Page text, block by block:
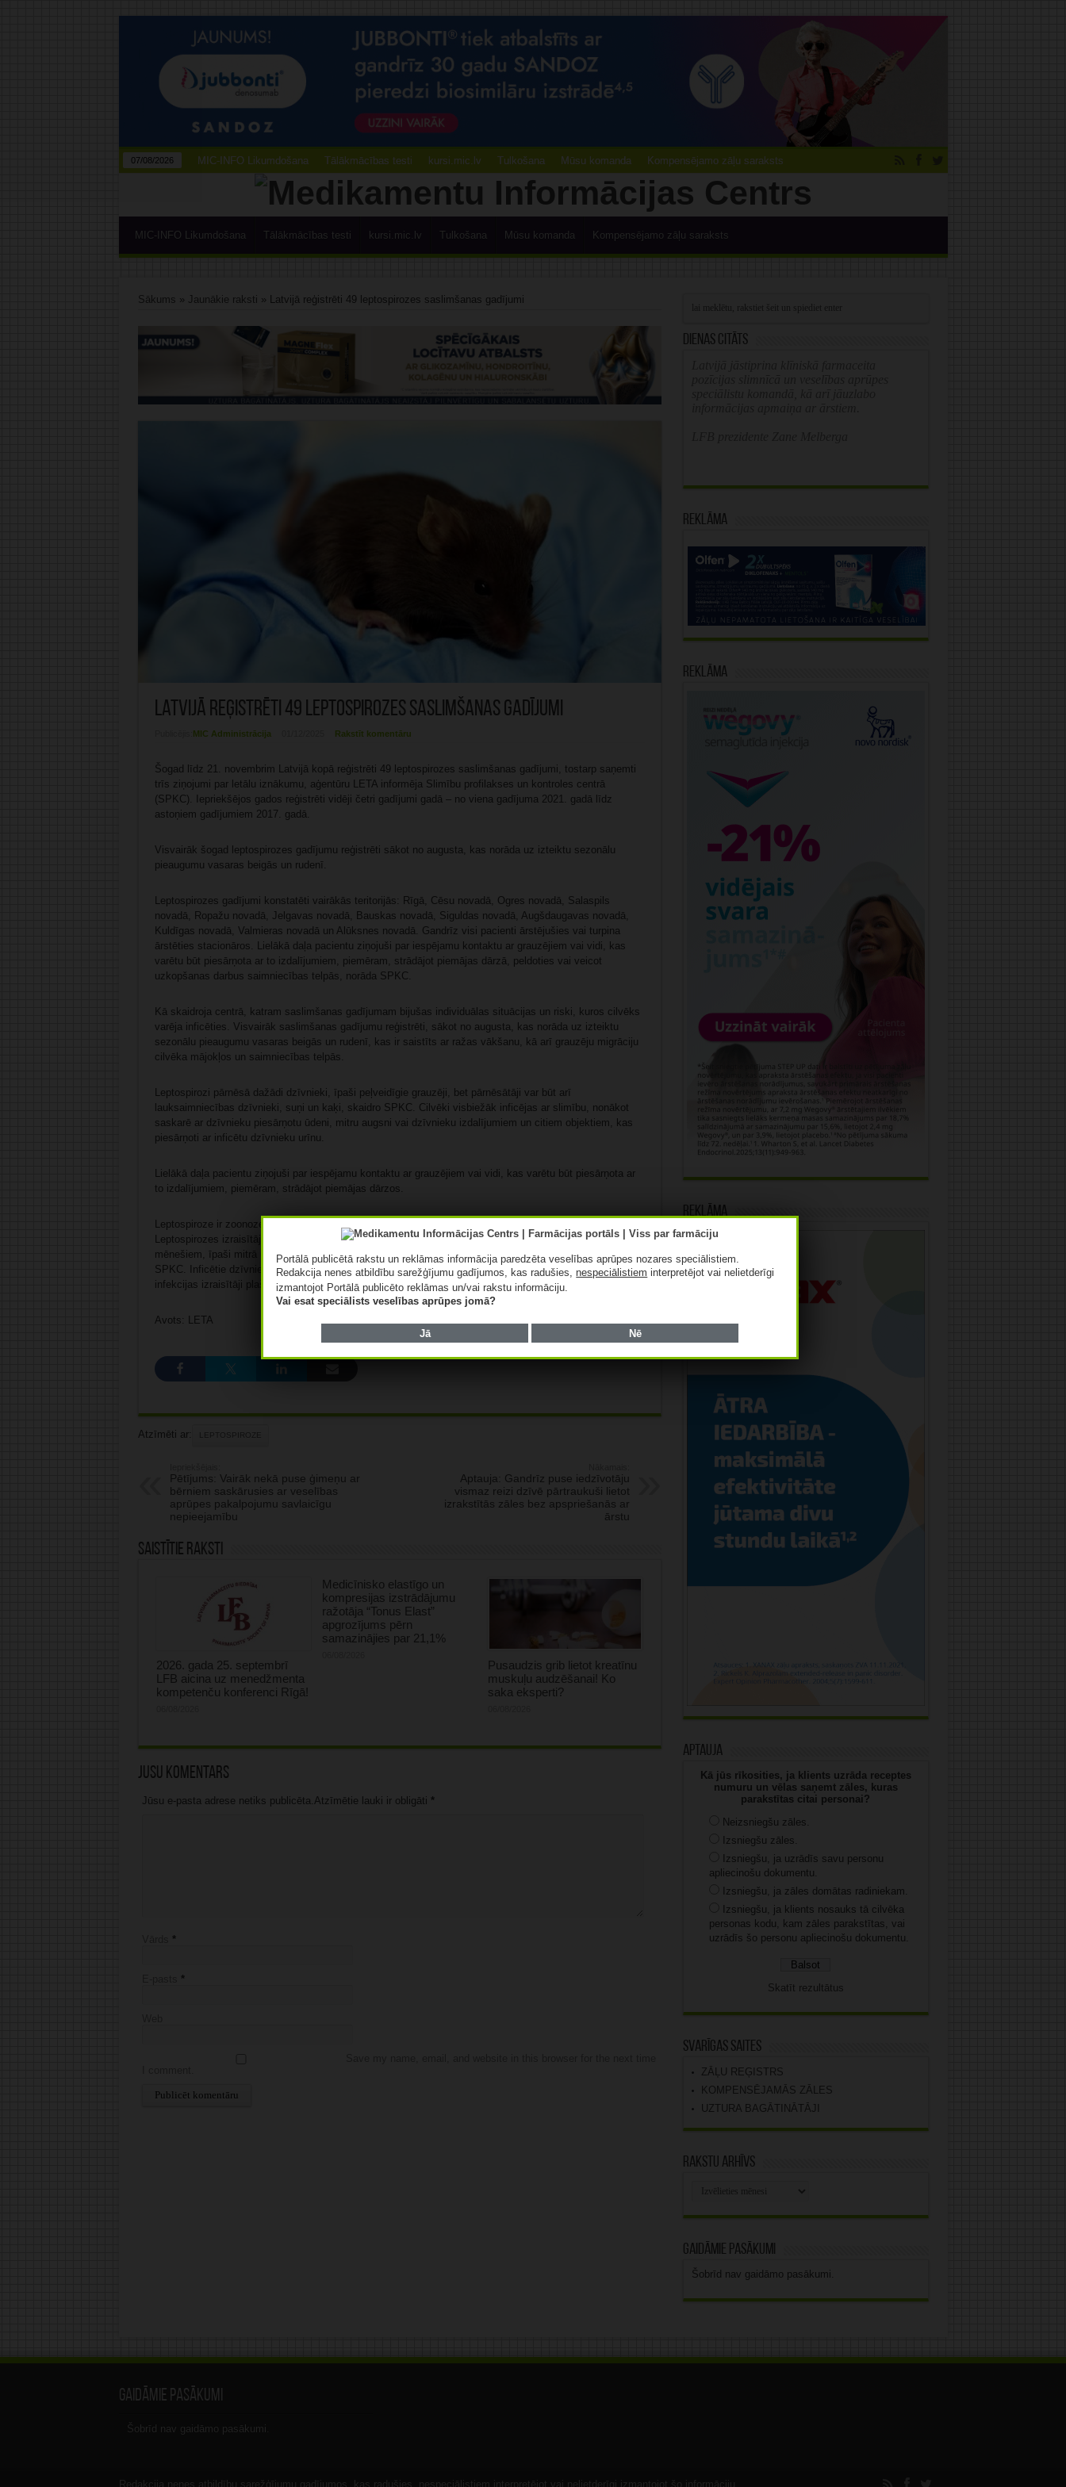
07/08/2026 MIC-INFO Likumdošana Tālākmācības testi kursi.mic.lv Tulkošana Mūsu komanda Kompensējamo zāļu saraksts
MIC-INFO Likumdošana Tālākmācības testi kursi.mic.lv Tulkošana Mūsu komanda Kompensējamo zāļu saraksts
Sākums » Jaunākie raksti » Latvijā reģistrēti 49 leptospirozes saslimšanas gadījumi
Latvijā reģistrēti 49 leptospirozes saslimšanas gadījumi
MIC Administrācija Rakstīt komentāru
Šogad līdz 21. novembrim Latvijā kopā reģistrēti 49 leptospirozes saslimšanas gadījumi, tostarp saņemti
trīs ziņojumi par letālu iznākumu, aģentūru LETA informēja Slimību profilakses un kontroles centrā
(SPKC). Iepriekšējos gados reģistrēti vidēji četri gadījumi gadā – no viena gadījuma 2021. gadā līdz
astoņiem gadījumiem 2017. gadā.
Visvairāk šogad leptospirozes gadījumu reģistrēti sākot no augusta, kas norāda uz izteiktu sezonālu
pieaugumu vasaras beigās un rudenī.
Leptospirozes gadījumi konstatēti vairākās teritorijās: Rīgā, Cēsu novadā, Ogres novadā, Salaspils
novadā, Ropažu novadā, Jelgavas novadā, Bauskas novadā, Siguldas novadā, Augšdaugavas novadā,
Kuldīgas novadā, Valmieras novadā un Alūksnes novadā. Gandrīz visi pacienti ārstējušies vai turpina
ārstēties stacionāros. Lielākā daļa pacientu ziņojuši par iespējamu kontaktu ar grauzējiem vai vidi, kas
varētu būt piesārņota ar to izdalījumiem, piemēram, strādājot piemājas dārzā, peldoties vai veicot
uzkopšanas darbus saimniecības telpās, norāda SPKC.
Kā skaidroja centrā, katram saslimšanas gadījumam bijušas individuālas situācijas un riski, kuros cilvēks
varēja inficēties. Visvairāk saslimšanas gadījumu reģistrēti, sākot no augusta, kas norāda uz izteiktu
sezonālu pieaugumu vasaras beigās un rudenī, kas ir saistīts ar ražas vākšanu, kā arī grauzēju migrāciju
cilvēka mājokļos un saimniecības telpās.
Leptospirozi pārnēsā dažādi dzīvnieki, īpaši peļveidīgie grauzēji, bet pārnēsātāji var būt arī
lauksaimniecības dzīvnieki, suņi un kaķi, skaidro SPKC. Cilvēki visbiežāk inficējas ar slimību, nonākot
saskarē ar dzīvnieku piesārņotu ūdeni, mitru augsni vai dzīvnieku izdalījumiem un citiem objektiem, kas
piesārņoti ar inficētu dzīvnieku urīnu.
Lielākā daļa pacientu ziņojuši par iespējamu kontaktu ar grauzējiem vai vidi, kas varētu būt piesārņota ar
to izdalījumiem, piemēram, strādājot piemājas dārzos.
Leptospiroze ir zoonoze jeb infekcijas slimība, kas tiek pārnesta no dzīvniekiem uz cilvēkiem.
Leptospirozes izraisītājs ir baktērijas leptospiras, kas ārējā vidē var saglabāties nedēļām vai pat
mēnešiem, īpaši mitrā un vēsā vidē, taču tās ir jutīgas pret izžūšanu un augstu temperatūru, norāda
SPKC. Inficētie dzīvnieki izdala leptospiras ar urīnu. Uzņēmīgi ir visi siltasiņu dzīvnieki, kas nozīmē, ka
infekcijas izraisītāji plaši cirkulē dabā.
Avots: LETA
Atzīmēti ar: LEPTOSPIROZE
Pētījums: Vairāk nekā puse ģimeņu ar
bērniem saskārusies ar veselības
aprūpes pakalpojumu savlaicīgu
nepieejamību
Aptauja: Gandrīz puse iedzīvotāju
vismaz reizi dzīvē pārtraukuši lietot
izrakstītās zāles bez apspriešanās ar
ārstu
Saistītie raksti
2026. gada 25. septembrī
LFB aicina uz menedžmenta
kompetenču konferenci Rīgā!
Medicīnisko elastīgo un
kompresijas izstrādājumu
ražotāja “Tonus Elast”
apgrozījums pērn
samazinājies par 21,1%
Pusaudzis grib lietot kreatīnu
muskuļu audzēšanai! Ko
saka eksperti?
Jūsu komentārs
Jūsu e-pasta adrese netiks publicēta.Atzīmētie lauki ir obligāti *
*
*
Dienas citāts
Reklāma
Reklāma
Reklāma
Aptauja
Kā jūs rīkosities, ja klients uzrāda receptes
numuru un vēlas saņemt zāles, kuras
parakstītas citai personai?
Neizsniegšu zāles.
Izsniegšu zāles.
Izsniegšu, ja uzrādīs savu personu
apliecinošu dokumentu.
Izsniegšu, ja zāles domātas radiniekam.
Izsniegšu, ja klients nosauks tā cilvēka
personas kodu, kam zāles parakstītas, vai
uzrādīs šo personu apliecinošu dokumentu.
Skatīt rezultātus
Svarīgas saites
ZĀĻU REĢISTRS
KOMPENSĒJAMĀS ZĀLES
UZTURA BAGĀTINĀTĀJI
Rakstu arhīvs
Gaidāmie pasākumi
Šobrīd nav gaidāmo pasākumi.
Gaidāmie pasākumi
Šobrīd nav gaidāmo pasākumi.
Redakcija nenes atbildību sarežģījumu gadījumos, kas radušies, nespeciālistiem interpretējot vai nelietderīgi izmantojot šo informāciju.
Portālā publicētā rakstu un reklāmas informācija paredzēta veselības aprūpes nozares speciālistiem.
Redakcija nenes atbildību sarežģījumu gadījumos, kas radušies,nespeciālistiem interpretējot vai nelietderīgi
izmantojot Portālā publicēto reklāmas un/vai rakstu informāciju.
Vai esat speciālists veselības aprūpes jomā?
Jā Nē